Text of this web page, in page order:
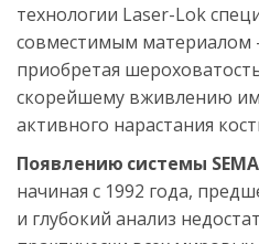
технологии Laser-Lok
совместимым материалом
приобретая
скорейшему вживлению
активного нарастания
Появлению системы
начиная с 1992 года,
и глубокий анализ